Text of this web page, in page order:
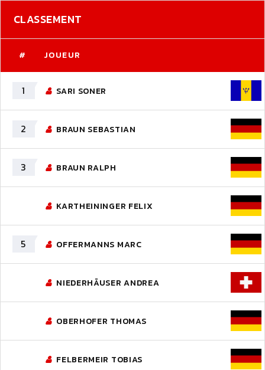
CLASSEMENT
# JOUEUR
1 SARI SONER
2 BRAUN SEBASTIAN
3 BRAUN RALPH
KARTHEININGER FELIX
5 OFFERMANNS MARC
NIEDERHÄUSER ANDREA
OBERHOFER THOMAS
FELBERMEIR TOBIAS